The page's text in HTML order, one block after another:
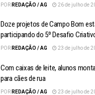
POR REDAÇÃO / AG 26 de julho de
Doze projetos de Campo Bom
participando do 5º Desafio
POR REDAÇÃO / AG 23 de julho de
Com caixas de leite, alunos
para cães de rua
POR REDAÇÃO / AG 23 de julho de